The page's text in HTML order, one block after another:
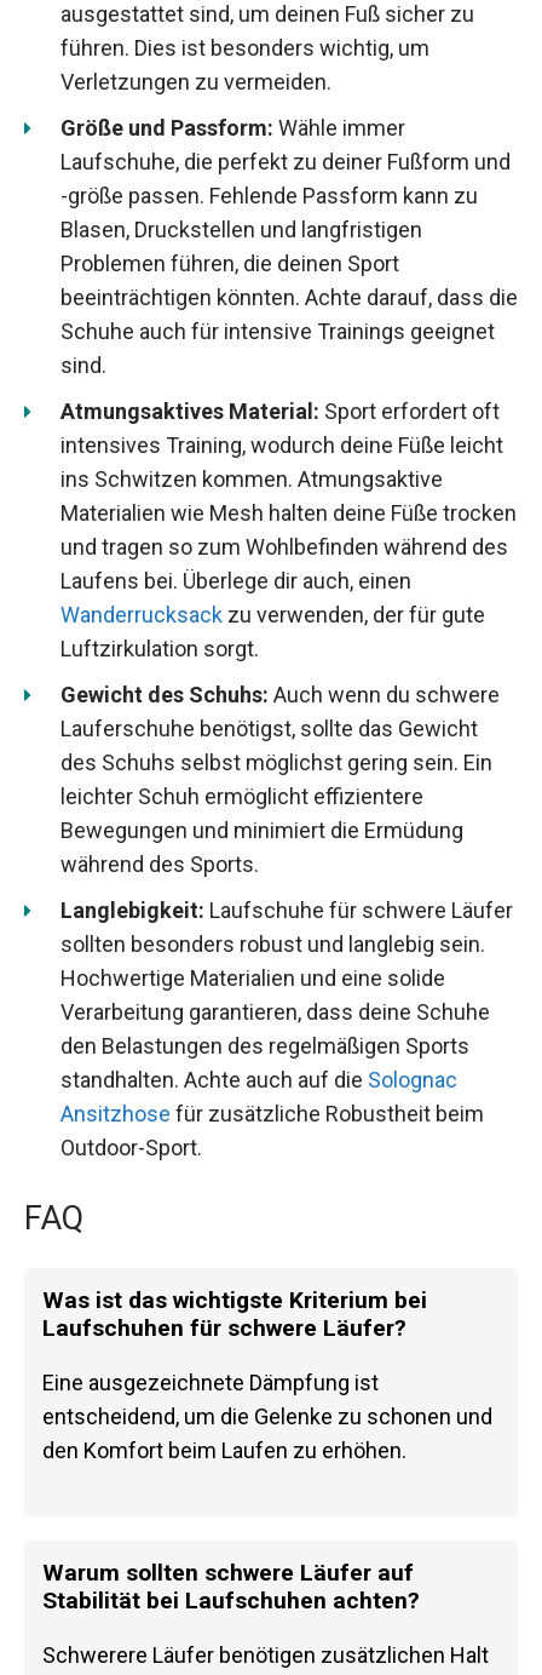
ausgestattet sind, um deinen Fuß sicher zu
führen. Dies ist besonders wichtig, um
Verletzungen zu vermeiden.
Größe und Passform: Wähle immer
Laufschuhe, die perfekt zu deiner Fußform und
-größe passen. Fehlende Passform kann zu
Blasen, Druckstellen und langfristigen
Problemen führen, die deinen Sport
beeinträchtigen könnten. Achte darauf, dass die
Schuhe auch für intensive Trainings geeignet
sind.
Atmungsaktives Material: Sport erfordert oft
intensives Training, wodurch deine Füße leicht
ins Schwitzen kommen. Atmungsaktive
Materialien wie Mesh halten deine Füße trocken
und tragen so zum Wohlbefinden während des
Laufens bei. Überlege dir auch, einen
Wanderrucksack zu verwenden, der für gute
Luftzirkulation sorgt.
Gewicht des Schuhs: Auch wenn du schwere
Lauferschuhe benötigst, sollte das Gewicht
des Schuhs selbst möglichst gering sein. Ein
leichter Schuh ermöglicht effizientere
Bewegungen und minimiert die Ermüdung
während des Sports.
Langlebigkeit: Laufschuhe für schwere Läufer
sollten besonders robust und langlebig sein.
Hochwertige Materialien und eine solide
Verarbeitung garantieren, dass deine Schuhe
den Belastungen des regelmäßigen Sports
standhalten. Achte auch auf die Solognac
Ansitzhose für zusätzliche Robustheit beim
Outdoor-Sport.
FAQ
Was ist das wichtigste Kriterium bei
Laufschuhen für schwere Läufer?
Eine ausgezeichnete Dämpfung ist
entscheidend, um die Gelenke zu schonen und
den Komfort beim Laufen zu erhöhen.
Warum sollten schwere Läufer auf
Stabilität bei Laufschuhen achten?
Schwerere Läufer benötigen zusätzlichen Halt